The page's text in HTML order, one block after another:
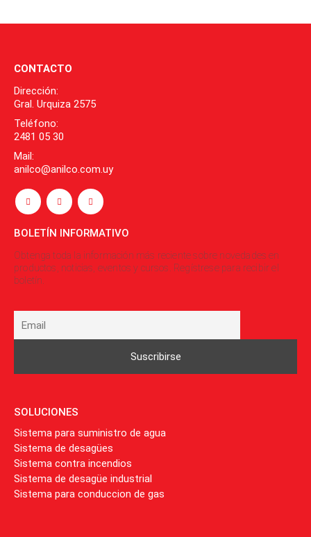
CONTACTO
Dirección:
Gral. Urquiza 2575
Teléfono:
2481 05 30
Mail:
anilco@anilco.com.uy
BOLETÍN INFORMATIVO
Obtenga toda la información más reciente sobre novedades en
productos, noticias, eventos y cursos. Regístrese para recibir el
boletín.
SOLUCIONES
Sistema para suministro de agua
Sistema de desagües
Sistema contra incendios
Sistema de desagüe industrial
Sistema para conduccion de gas